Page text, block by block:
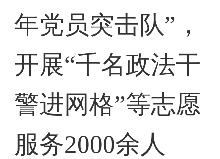
年党员突击队”，
开展“千名政法干
警进网格”等志愿
服务2000余人